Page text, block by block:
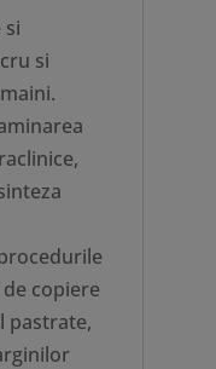
si
si
copiere
pastrate,